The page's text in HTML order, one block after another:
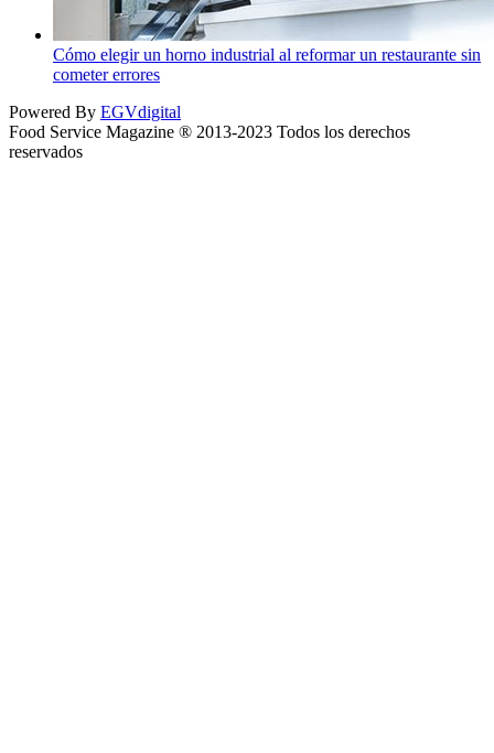
Cómo elegir un horno industrial al reformar un restaurante sin
cometer errores
Powered By EGVdigital
Food Service Magazine ® 2013-2023 Todos los derechos
reservados